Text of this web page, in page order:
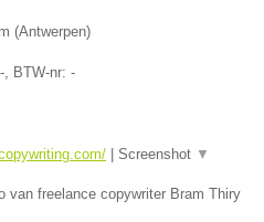
(Antwerpen)
- , BTW-nr: -
| Screenshot ▼
van freelance copywriter Bram Thiry